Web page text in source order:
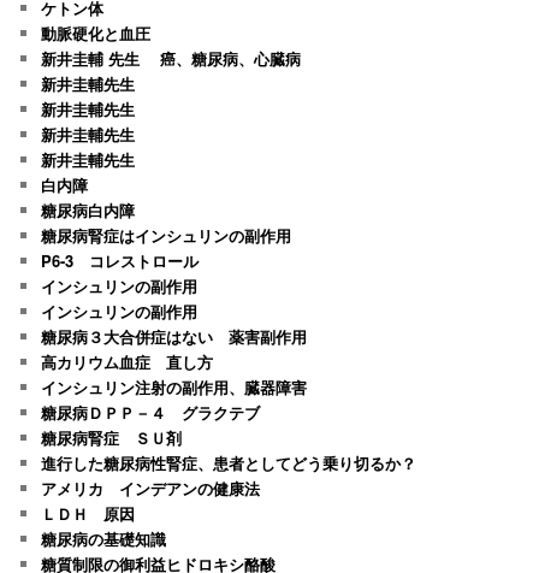
ケトン体
動脈硬化と血圧
新井圭輔 先生 癌、糖尿病、心臓病
新井圭輔先生
新井圭輔先生
新井圭輔先生
新井圭輔先生
白内障
糖尿病白内障
糖尿病腎症はインシュリンの副作用
P6-3 コレストロール
インシュリンの副作用
インシュリンの副作用
糖尿病３大合併症はない 薬害副作用
高カリウム血症 直し方
インシュリン注射の副作用、臓器障害
糖尿病ＤＰＰ－４ グラクテブ
糖尿病腎症 ＳＵ剤
進行した糖尿病性腎症、患者としてどう乗り切るか？
アメリカ インデアンの健康法
ＬＤＨ 原因
糖尿病の基礎知識
糖質制限の御利益ヒドロキシ酪酸